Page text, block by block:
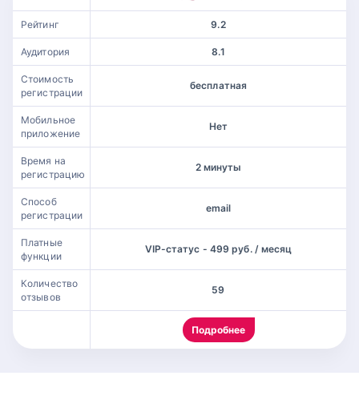
Рейтинг 9.2
Аудитория 8.1
Стоимость
регистрации
бесплатная
Мобильное
приложение
Нет
Время на
регистрацию
2 минуты
Способ
регистрации
email
Платные
функции
VIP-статус - 499 руб. / месяц
Количество
отзывов
59
Подробнее